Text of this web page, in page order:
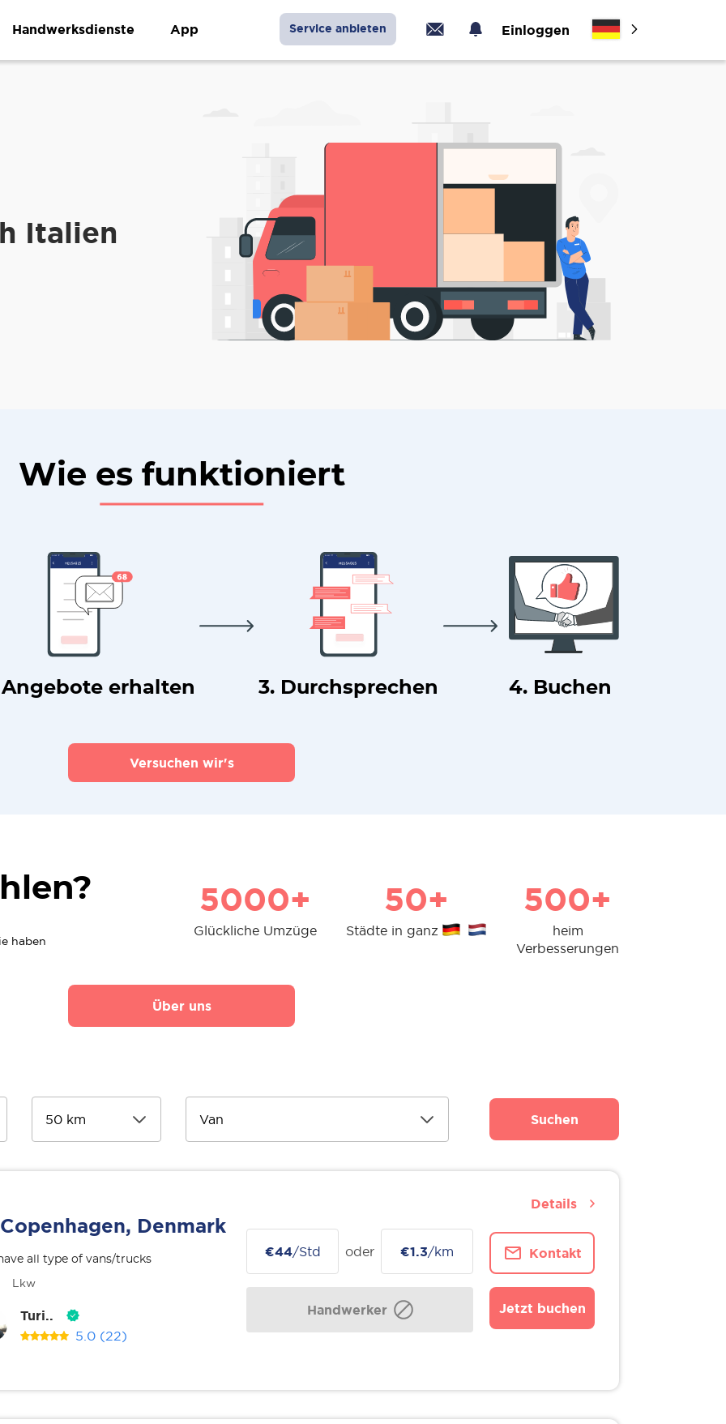
Handwerksdienste App Service anbieten Einloggen
Italien
Wie es funktioniert
Angebote erhalten 3. Durchsprechen 4. Buchen
Versuchen wir's
haben
5000+
Glückliche Umzüge
50+
Städte in ganz
500+
heim
Verbesserungen
Über uns
Suchen
Copenhagen, Denmark
all type of vans/trucks
Lkw
Turi..
5.0 (22)
€44/Std oder €1.3/km
Handwerker
Kontakt
Jetzt buchen
Details